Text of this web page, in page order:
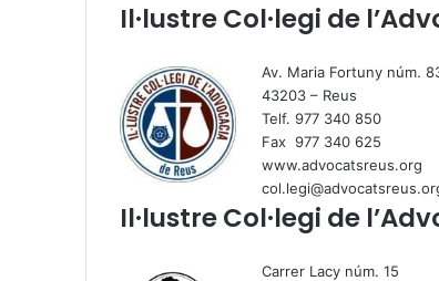
Il·lustre Col·legi de
Av. Maria Fortuny núm.
43203 – Reus
Telf. 977 340 850
Fax 977 340 625
www.advocatsreus.org
Il·lustre Col·legi de
Carrer Lacy núm. 15